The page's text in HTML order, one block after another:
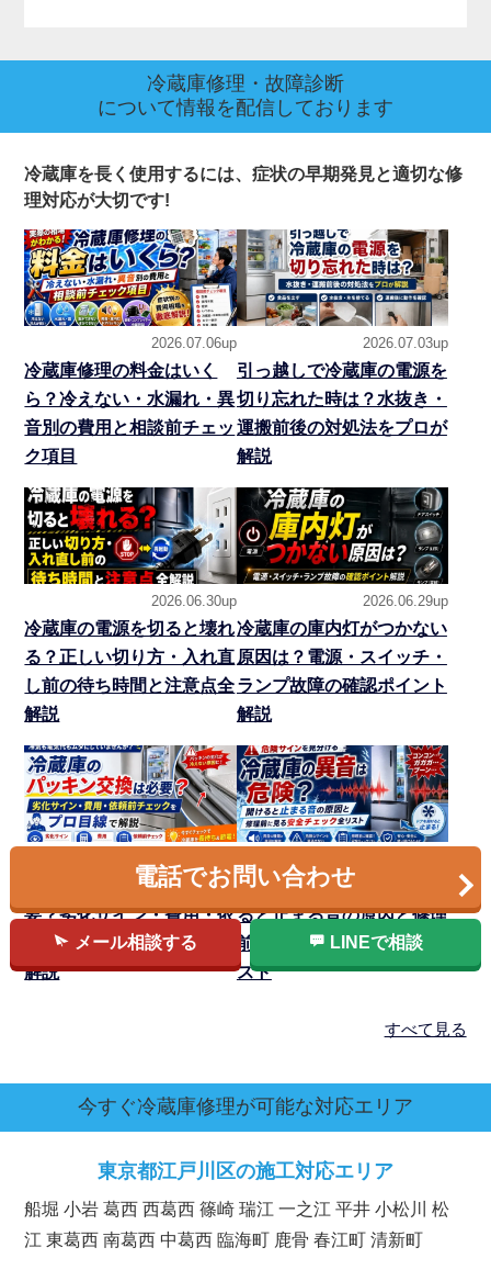
冷蔵庫修理・故障診断
について情報を配信しております
冷蔵庫を長く使用するには、症状の早期発見と適切な修
理対応が大切です!
2026.07.06up
冷蔵庫修理の料金はいく
ら？冷えない・水漏れ・異
音別の費用と相談前チェッ
ク項目
2026.07.03up
引っ越しで冷蔵庫の電源を
切り忘れた時は？水抜き・
運搬前後の対処法をプロが
解説
2026.06.30up
冷蔵庫の電源を切ると壊れ
る？正しい切り方・入れ直
し前の待ち時間と注意点全
解説
2026.06.29up
冷蔵庫の庫内灯がつかない
原因は？電源・スイッチ・
ランプ故障の確認ポイント
解説
冷蔵庫のパッキン交換は必
要？劣化サイン・費用・依
頼前チェックをプロ目線で
解説
冷蔵庫の異音は危険？開け
ると止まる音の原因と修理
前に見る安全チェック全リ
スト
すべて見る
今すぐ冷蔵庫修理が可能な対応エリア
東京都江戸川区の施工対応エリア
船堀 小岩 葛西 西葛西 篠崎 瑞江 一之江 平井 小松川 松
江 東葛西 南葛西 中葛西 臨海町 鹿骨 春江町 清新町
電話でお問い合わせ
メール相談する LINEで相談